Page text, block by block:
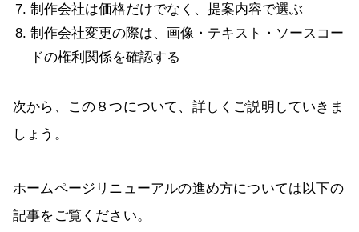
制作会社は価格だけでなく、提案内容で選ぶ
制作会社変更の際は、画像・テキスト・ソースコー
ドの権利関係を確認する
次から、この８つについて、詳しくご説明していきま
しょう。
ホームページリニューアルの進め方については以下の
記事をご覧ください。